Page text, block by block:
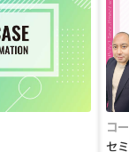
コ
セ